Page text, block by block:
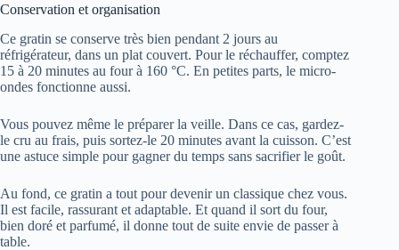
Conservation et organisation
Ce gratin se conserve très bien pendant 2 jours au
réfrigérateur, dans un plat couvert. Pour le réchauffer, comptez
15 à 20 minutes au four à 160 °C. En petites parts, le micro-
ondes fonctionne aussi.
Vous pouvez même le préparer la veille. Dans ce cas, gardez-
le cru au frais, puis sortez-le 20 minutes avant la cuisson. C’est
une astuce simple pour gagner du temps sans sacrifier le goût.
Au fond, ce gratin a tout pour devenir un classique chez vous.
Il est facile, rassurant et adaptable. Et quand il sort du four,
bien doré et parfumé, il donne tout de suite envie de passer à
table.